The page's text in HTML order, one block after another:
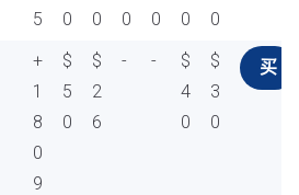
5
0
0
0
0
0
0
+
1
8
0
9
$
5
0
$
2
6
- -
$
4
0
$
3
0
买